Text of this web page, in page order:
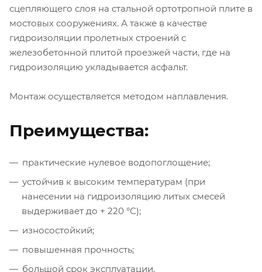
сцепляющего слоя на стальной ортотропной плите в
мостовых сооружениях. А также в качестве
гидроизоляции пролетных строений с
железобетонной плитой проезжей части, где на
гидроизоляцию укладывается асфальт.
Монтаж осуществляется методом наплавления.
Преимущества:
практические нулевое водопоглощение;
устойчив к высоким температурам (при
нанесении на гидроизоляцию литых смесей
выдерживает до + 220 °С);
износостойкий;
повышенная прочность;
большой срок эксплуатации.